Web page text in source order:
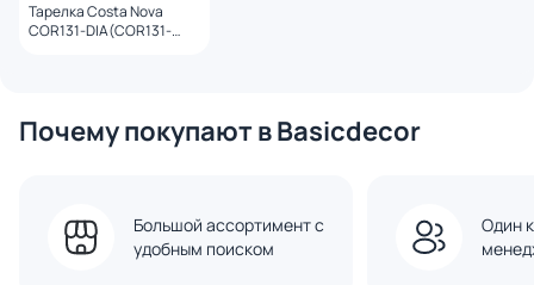
Тарелка Costa Nova
COR131-DIA(COR131-
Почему покупают в Basicdecor
Большой ассортимент с
удобным поиском
Один